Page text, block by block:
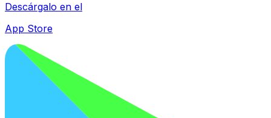
Descárgalo en el
App Store